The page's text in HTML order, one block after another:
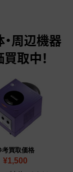
周辺機器
買取中！
考買取価格
¥1,500